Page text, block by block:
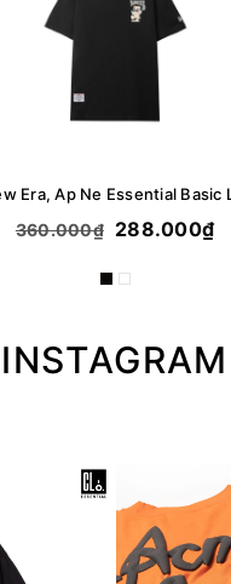
360.000₫ 288.000₫
INSTAGRAM